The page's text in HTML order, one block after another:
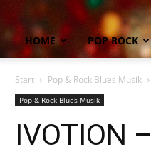
HOME POP ROCK
Start Pop & Rock Blues Musik
Pop & Rock Blues Musik
IVOTION